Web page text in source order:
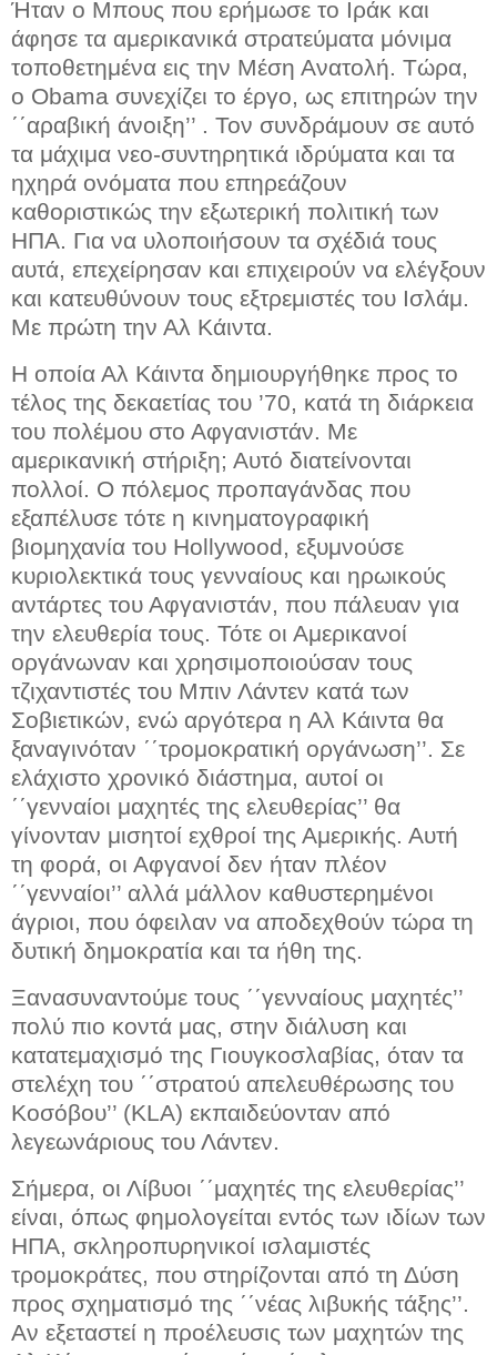
Ήταν ο Μπους που ερήμωσε το Ιράκ και
άφησε τα αμερικανικά στρατεύματα μόνιμα
τοποθετημένα εις την Μέση Ανατολή. Τώρα,
ο Obama συνεχίζει το έργο, ως επιτηρών την
΄΄αραβική άνοιξη’’ . Τον συνδράμουν σε αυτό
τα μάχιμα νεο-συντηρητικά ιδρύματα και τα
ηχηρά ονόματα που επηρεάζουν
καθοριστικώς την εξωτερική πολιτική των
ΗΠΑ. Για να υλοποιήσουν τα σχέδιά τους
αυτά, επεχείρησαν και επιχειρούν να ελέγξουν
και κατευθύνουν τους εξτρεμιστές του Ισλάμ.
Με πρώτη την Αλ Κάιντα.
Η οποία Αλ Κάιντα δημιουργήθηκε προς το
τέλος της δεκαετίας του ’70, κατά τη διάρκεια
του πολέμου στο Αφγανιστάν. Με
αμερικανική στήριξη; Αυτό διατείνονται
πολλοί. Ο πόλεμος προπαγάνδας που
εξαπέλυσε τότε η κινηματογραφική
βιομηχανία του Hollywood, εξυμνούσε
κυριολεκτικά τους γενναίους και ηρωικούς
αντάρτες του Αφγανιστάν, που πάλευαν για
την ελευθερία τους. Τότε οι Αμερικανοί
οργάνωναν και χρησιμοποιούσαν τους
τζιχαντιστές του Μπιν Λάντεν κατά των
Σοβιετικών, ενώ αργότερα η Αλ Κάιντα θα
ξαναγινόταν ΄΄τρομοκρατική οργάνωση’’. Σε
ελάχιστο χρονικό διάστημα, αυτοί οι
΄΄γενναίοι μαχητές της ελευθερίας’’ θα
γίνονταν μισητοί εχθροί της Αμερικής. Αυτή
τη φορά, οι Αφγανοί δεν ήταν πλέον
΄΄γενναίοι’’ αλλά μάλλον καθυστερημένοι
άγριοι, που όφειλαν να αποδεχθούν τώρα τη
δυτική δημοκρατία και τα ήθη της.
Ξανασυναντούμε τους ΄΄γενναίους μαχητές’’
πολύ πιο κοντά μας, στην διάλυση και
κατατεμαχισμό της Γιουγκοσλαβίας, όταν τα
στελέχη του ΄΄στρατού απελευθέρωσης του
Κοσόβου’’ (KLA) εκπαιδεύονταν από
λεγεωνάριους του Λάντεν.
Σήμερα, οι Λίβυοι ΄΄μαχητές της ελευθερίας’’
είναι, όπως φημολογείται εντός των ιδίων των
ΗΠΑ, σκληροπυρηνικοί ισλαμιστές
τρομοκράτες, που στηρίζονται από τη Δύση
προς σχηματισμό της ΄΄νέας λιβυκής τάξης’’.
Αν εξεταστεί η προέλευσις των μαχητών της